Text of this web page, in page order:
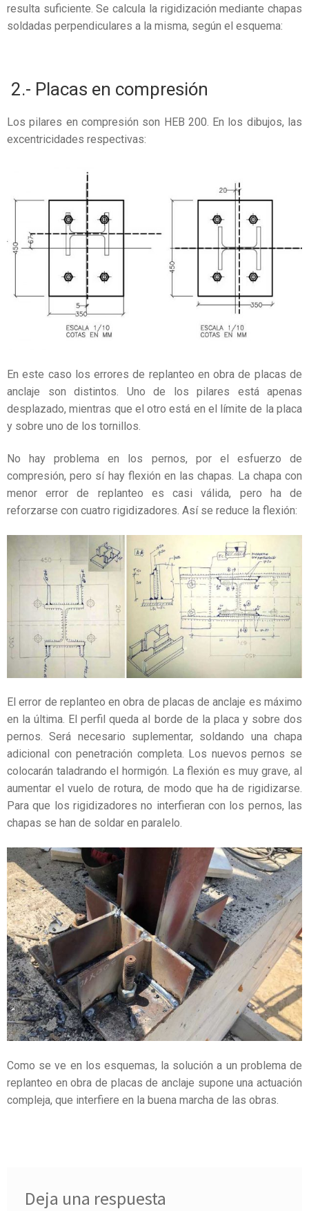
resulta suficiente. Se calcula la rigidización mediante chapas
soldadas perpendiculares a la misma, según el esquema:
2.- Placas en compresión
Los pilares en compresión son HEB 200. En los dibujos, las
excentricidades respectivas:
En este caso los errores de replanteo en obra de placas de
anclaje son distintos. Uno de los pilares está apenas
desplazado, mientras que el otro está en el límite de la placa
y sobre uno de los tornillos.
No hay problema en los pernos, por el esfuerzo de
compresión, pero sí hay flexión en las chapas. La chapa con
menor error de replanteo es casi válida, pero ha de
reforzarse con cuatro rigidizadores. Así se reduce la flexión:
El error de replanteo en obra de placas de anclaje es máximo
en la última. El perfil queda al borde de la placa y sobre dos
pernos. Será necesario suplementar, soldando una chapa
adicional con penetración completa. Los nuevos pernos se
colocarán taladrando el hormigón. La flexión es muy grave, al
aumentar el vuelo de rotura, de modo que ha de rigidizarse.
Para que los rigidizadores no interfieran con los pernos, las
chapas se han de soldar en paralelo.
Como se ve en los esquemas, la solución a un problema de
replanteo en obra de placas de anclaje supone una actuación
compleja, que interfiere en la buena marcha de las obras.
Deja una respuesta